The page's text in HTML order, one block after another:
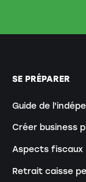
SE PRÉPARER
Guide de
Créer business
Aspects fiscaux
Retrait caisse